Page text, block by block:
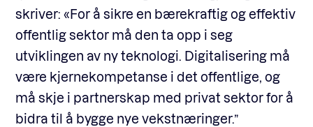
skriver: «For å sikre en bærekraftig og effektiv
offentlig sektor må den ta opp i seg
utviklingen av ny teknologi. Digitalisering må
være kjernekompetanse i det offentlige, og
må skje i partnerskap med privat sektor for å
bidra til å bygge nye vekstnæringer.”